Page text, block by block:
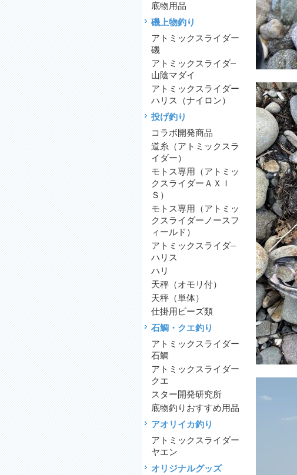
底物用品
磯上物釣り
アトミックスライダー
磯
アトミックスライダ―
山陰マダイ
アトミックスライダー
ハリス（ナイロン）
投げ釣り
コラボ開発商品
道糸（アトミックスラ
イダー）
モトス専用（アトミッ
クスライダーＡＸＩ
Ｓ）
モトス専用（アトミッ
クスライダーノースフ
ィールド）
アトミックスライダ―
ハリス
ハリ
天秤（オモリ付）
天秤（単体）
仕掛用ビーズ類
石鯛・クエ釣り
アトミックスライダー
石鯛
アトミックスライダー
クエ
スター開発研究所
底物釣りおすすめ用品
アオリイカ釣り
アトミックスライダー
ヤエン
オリジナルグッズ